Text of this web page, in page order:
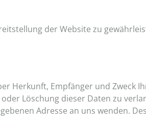
der Website zu
Herkunft, Empfänger und Zweck
Löschung dieser Daten zu
Adresse an uns wenden.